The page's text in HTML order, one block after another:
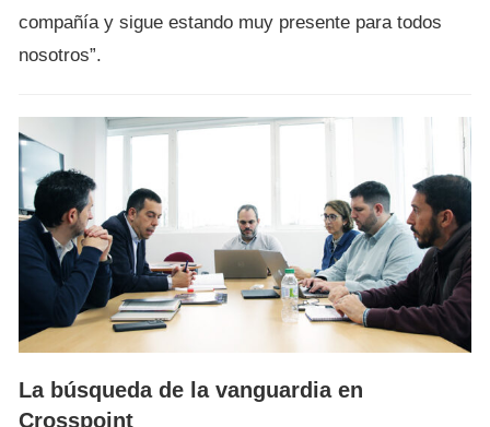
compañía y sigue estando muy presente para todos
nosotros”.
La búsqueda de la vanguardia en
Crosspoint